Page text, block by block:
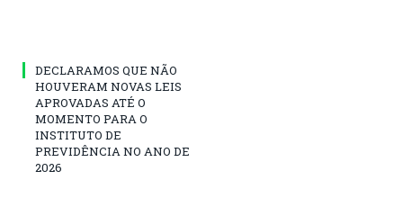
DECLARAMOS QUE NÃO
HOUVERAM NOVAS LEIS
APROVADAS ATÉ O
MOMENTO PARA O
INSTITUTO DE
PREVIDÊNCIA NO ANO DE
2026